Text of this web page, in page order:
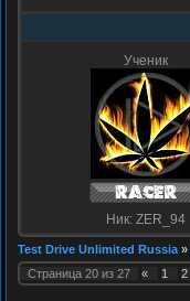
Ученик
Ник: ZER_94
Test Drive Unlimited Russia »
Страница 20 из 27 « 1 2